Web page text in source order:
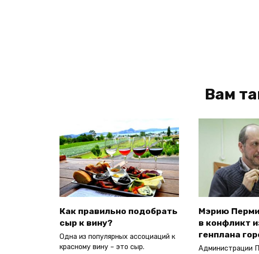
Вам
Как правильно подобрать
сыр к вину?
Одна из популярных ассоциаций к
красному вину – это сыр.
Мэрию
в конфликт
генплана
Администрации